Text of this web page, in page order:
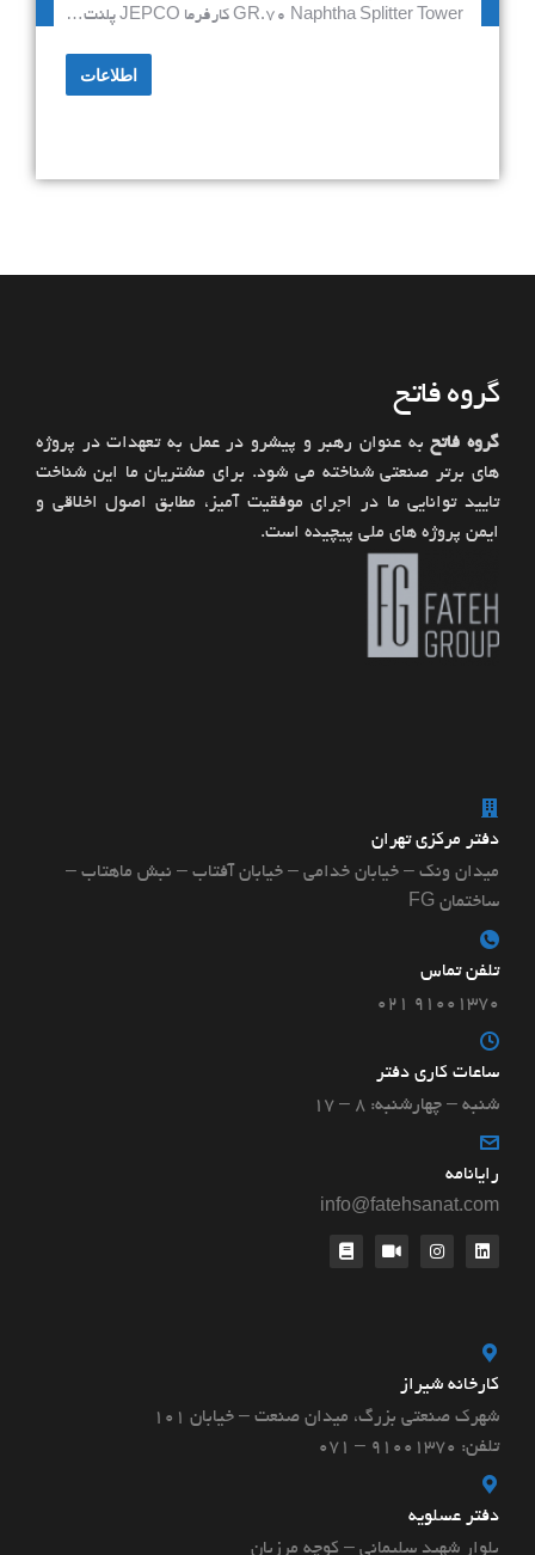
GR.70 Naphtha Splitter Tower کارفرما JEPCO پلنت…
اطلاعات
گروه فاتح
گروه فاتح به عنوان رهبر و پیشرو در عمل به تعهدات در پروژه
های برتر صنعتی شناخته می شود. برای مشتریان ما این شناخت
تایید توانایی ما در اجرای موفقیت آمیز، مطابق اصول اخلاقی و
ایمن پروژه های ملی پیچیده است.
دفتر مرکزی تهران
میدان ونک – خیابان خدامی – خیابان آفتاب – نبش ماهتاب –
ساختمان FG
تلفن تماس
۹۱۰۰۱۳۷۰ ۰۲۱
ساعات کاری دفتر
شنبه – چهارشنبه: ۸ – ۱۷
رایانامه
info@fatehsanat.com
کارخانه شیراز
شهرک صنعتی بزرگ، میدان صنعت – خیابان ۱۰۱
تلفن: 91001370 – 071
دفتر عسلویه
بلوار شهید سلیمانی – کوچه مرزبان